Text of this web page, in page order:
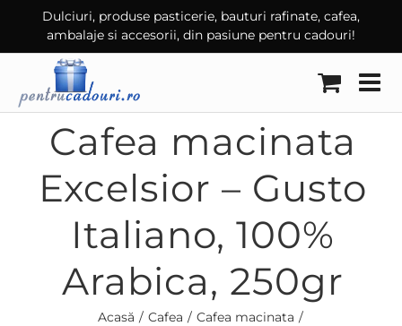
Dulciuri, produse pasticerie, bauturi rafinate, cafea,
ambalaje si accesorii, din pasiune pentru cadouri!
Cafea macinata
Excelsior – Gusto
Italiano, 100%
Arabica, 250gr
Acasă Cafea
Cafea macinata